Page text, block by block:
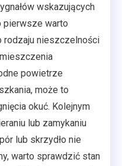
wskazujących
pierwsze warto
rodzaju nieszczelności
powietrze
może to
okuć. Kolejnym
lub zamykaniu
lub skrzydło nie
warto sprawdzić stan